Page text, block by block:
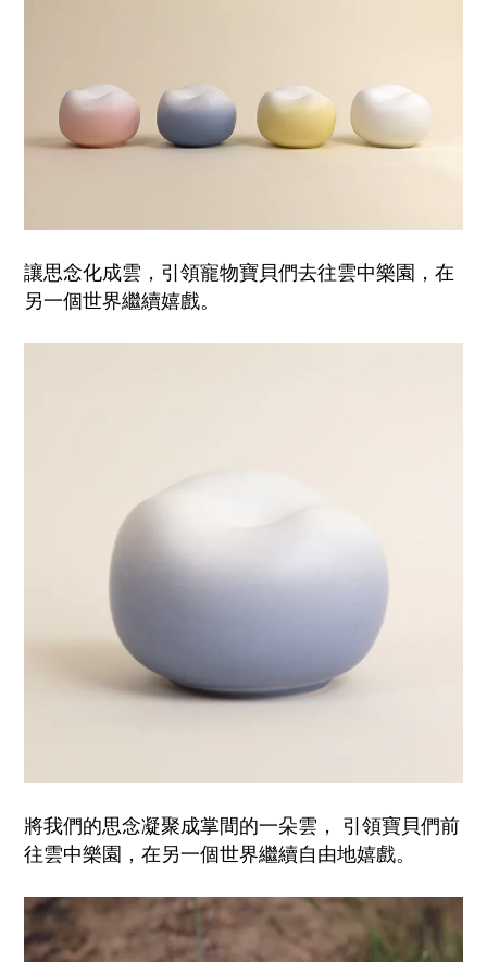
讓思念化成雲，引領寵物寶貝們去往雲中樂園，在
另一個世界繼續嬉戲。
將我們的思念凝聚成掌間的一朵雲， 引領寶貝們前
往雲中樂園，在另一個世界繼續自由地嬉戲。